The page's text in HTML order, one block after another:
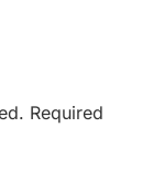
Required